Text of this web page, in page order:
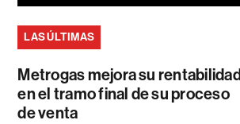
LAS ÚLTIMAS
Metrogas mejora su rentabilidad
en el tramo final de su proceso
de venta